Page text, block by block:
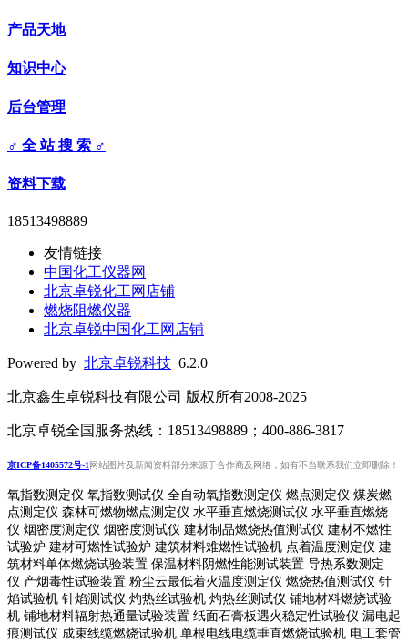
产品天地
知识中心
后台管理
♂ 全 站 搜 索 ♂
资料下载
18513498889
友情链接
中国化工仪器网
北京卓锐化工网店铺
燃烧阻燃仪器
北京卓锐中国化工网店铺
Powered by 北京卓锐科技 6.2.0
北京鑫生卓锐科技有限公司 版权所有2008-2025
北京卓锐全国服务热线：18513498889；400-886-3817
京ICP备1405572号-1网站图片及新闻资料部分来源于合作商及网络，如有不当联系我们立即删除！
氧指数测定仪 氧指数测试仪 全自动氧指数测定仪 燃点测定仪 煤炭燃
点测定仪 森林可燃物燃点测定仪 水平垂直燃烧测试仪 水平垂直燃烧
仪 烟密度测定仪 烟密度测试仪 建材制品燃烧热值测试仪 建材不燃性
试验炉 建材可燃性试验炉 建筑材料难燃性试验机 点着温度测定仪 建
筑材料单体燃烧试验装置 保温材料阴燃性能测试装置 导热系数测定
仪 产烟毒性试验装置 粉尘云最低着火温度测定仪 燃烧热值测试仪 针
焰试验机 针焰测试仪 灼热丝试验机 灼热丝测试仪 铺地材料燃烧试验
机 铺地材料辐射热通量试验装置 纸面石膏板遇火稳定性试验仪 漏电起
痕测试仪 成束线缆燃烧试验机 单根电线电缆垂直燃烧试验机 电工套管